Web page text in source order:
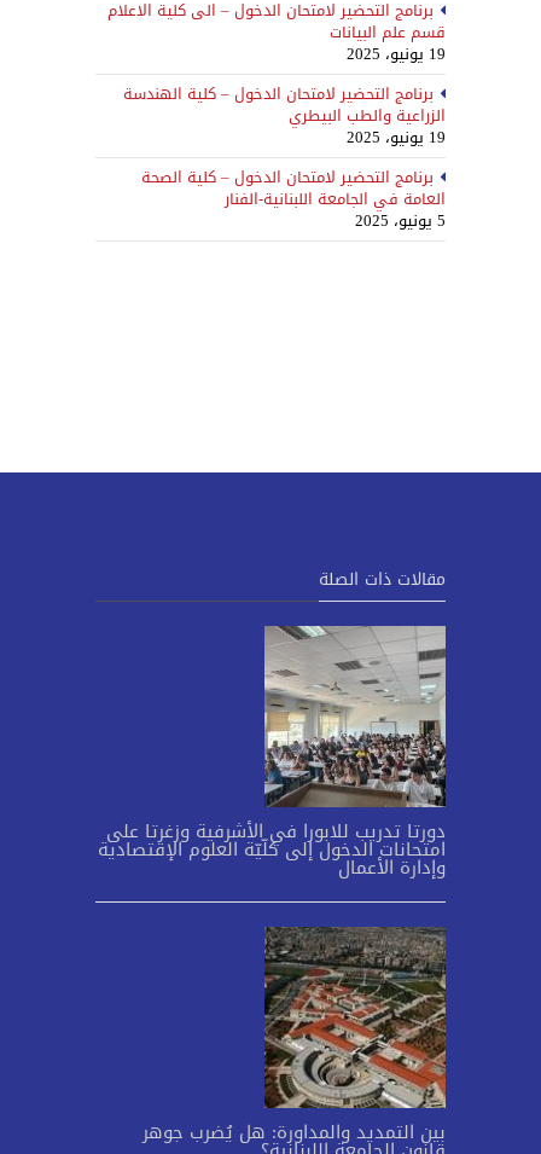
برنامج التحضير لامتحان الدخول – الى كلية الاعلام
قسم علم البيانات
19 يونيو، 2025
برنامج التحضير لامتحان الدخول – كلية الهندسة
الزراعية والطب البيطري
19 يونيو، 2025
برنامج التحضير لامتحان الدخول – كلية الصحة
العامة في الجامعة اللبنانية-الفنار
5 يونيو، 2025
مقالات ذات الصلة
دورتا تدريب للابورا في الأشرفية وزغرتا على
امتحانات الدخول إلى كلّيّة العلوم الإقتصادية
وإدارة الأعمال
بين التمديد والمداورة: هل يُضرب جوهر